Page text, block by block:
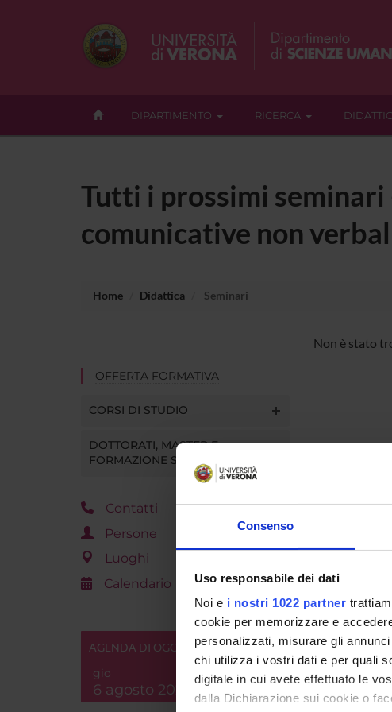
Consenso
Uso responsabile dei dati
Noi e i nostri 1022 partner
cookie per memorizzare e
personalizzati, misurare gli
chi utilizza i vostri dati e per quali
digitale in cui avete effettuato le
dalla Dichiarazione sui cookie o
DIPARTIMENTO RICERCA
Tutti i prossimi
comunicative non
Home Didattica Seminari
OFFERTA FORMATIVA
CORSI DI STUDIO
DOTTORATI, MASTER E
FORMAZIONE SUPERIORE
Contatti
Persone
Luoghi
Calendario
AGENDA DI OGGI
gio
6 agosto 2026
Non è stato